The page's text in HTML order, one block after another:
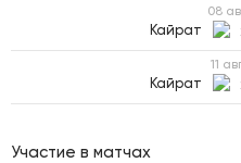
08
Кайрат
11
Кайрат
Участие в матчах